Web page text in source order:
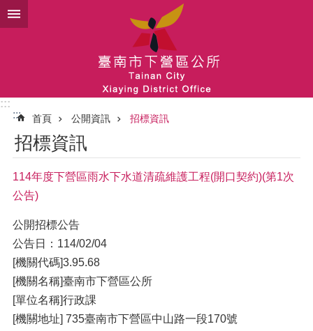
跳到主要內容區塊
:::
:::
首頁 公開資訊 招標資訊
招標資訊
114年度下營區雨水下水道清疏維護工程(開口契約)(第1次
公告)
公開招標公告
公告日：114/02/04
[機關代碼]3.95.68
[機關名稱]臺南市下營區公所
[單位名稱]行政課
[機關地址] 735臺南市下營區中山路一段170號